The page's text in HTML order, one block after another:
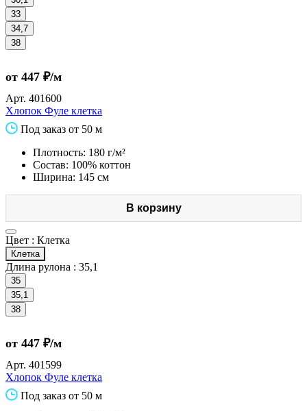
33
34,7
38
от 447 ₽/м
Арт. 401600
Хлопок Фуле клетка
Под заказ от 50 м
Плотность: 180 г/м²
Состав: 100% коттон
Ширина: 145 см
В корзину
Цвет : Клетка
Клетка
Длина рулона : 35,1
35
35,1
38
от 447 ₽/м
Арт. 401599
Хлопок Фуле клетка
Под заказ от 50 м